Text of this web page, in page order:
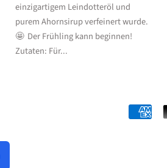
einzigartigem Leindotteröl und
purem Ahornsirup verfeinert wurde.
🤩 Der Frühling kann beginnen!
Zutaten: Für...